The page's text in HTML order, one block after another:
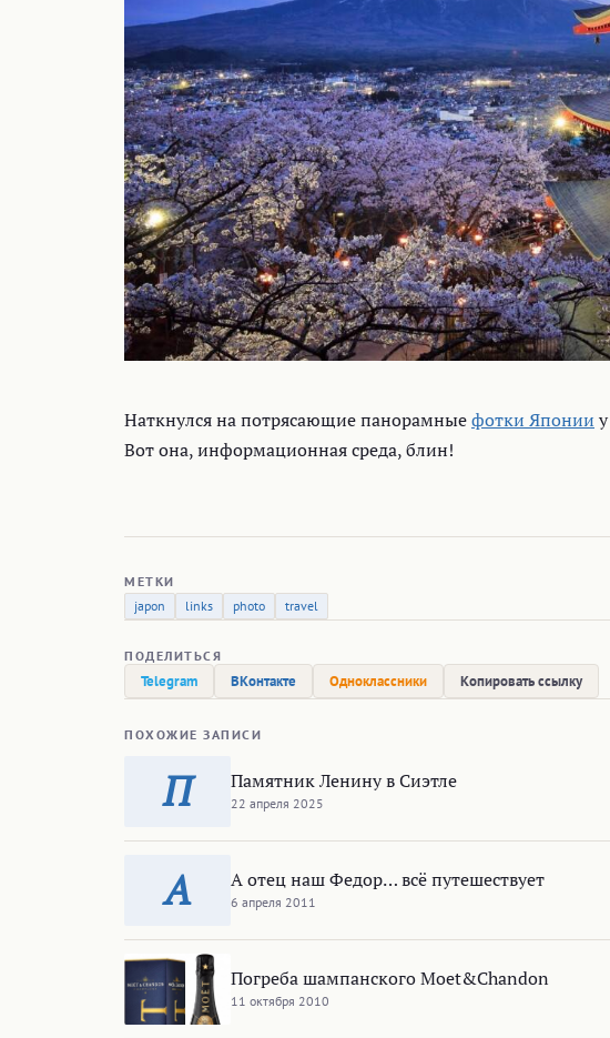
Наткнулся на потрясающие панорамныефотки Японии у
Вот она, информационная среда, блин!
МЕТКИ
japon
links photo travel
ПОДЕЛИТЬСЯ
Telegram ВКонтакте Одноклассники Копировать ссылку
ПОХОЖИЕ ЗАПИСИ
П Памятник Ленину в Сиэтле
22 апреля 2025
А А отец наш Федор… всё путешествует
6 апреля 2011
Погреба шампанского Moet&Сhandon
11 октября 2010